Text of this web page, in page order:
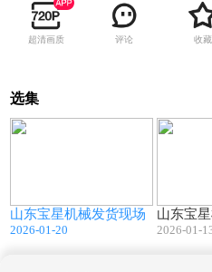
超清画质 评论 收藏
选集
山东宝星机械发货现场
2026-01-20
山东宝
2026-01-